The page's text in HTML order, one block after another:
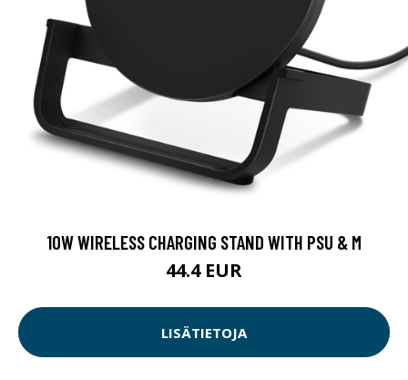
10W WIRELESS CHARGING STAND WITH PSU & M
44.4 EUR
LISÄTIETOJA